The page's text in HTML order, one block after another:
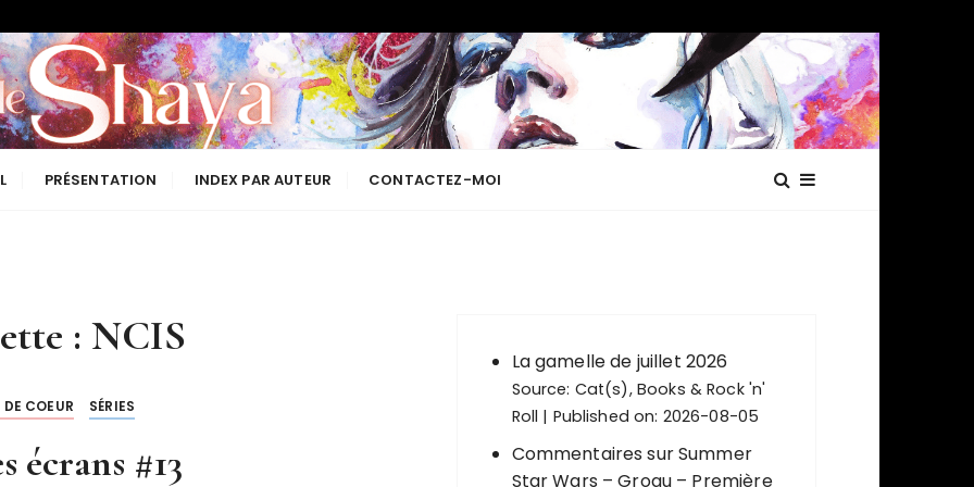
Les lectures de Shaya
PRÉSENTATION INDEX PAR AUTEUR CONTACTEZ-MOI
: NCIS
COEUR SÉRIES
écrans #13
La gamelle de juillet 2026
Source: Cat(s), Books & Rock 'n'
Roll
Published on: 2026-08-05
Commentaires sur Summer
Star Wars – Grogu – Première